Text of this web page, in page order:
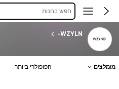
חפש בחנות
WZYLN-
מומלצים הפופולרי ביותר